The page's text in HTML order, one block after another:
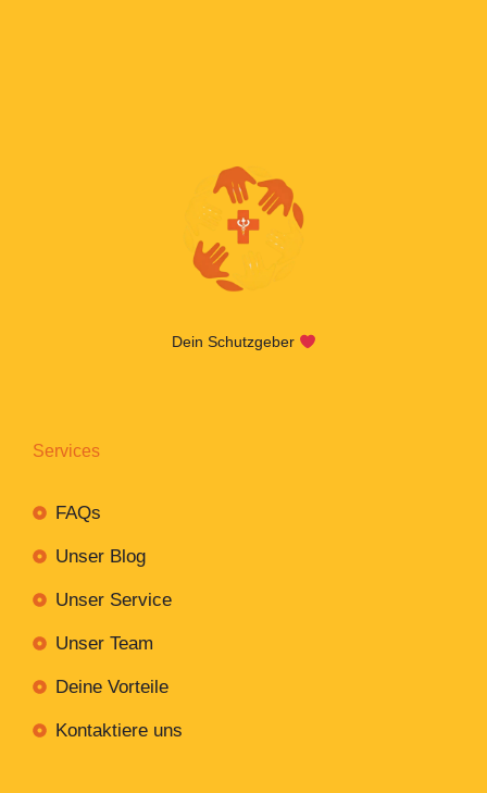
Dein Schutzgeber
Services
FAQs
Unser Blog
Unser Service
Unser Team
Deine Vorteile
Kontaktiere uns